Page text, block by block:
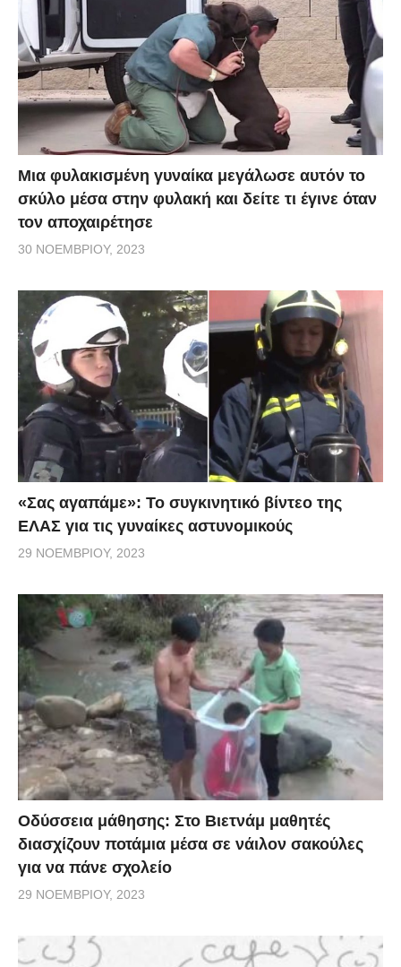
Μια φυλακισμένη γυναίκα μεγάλωσε αυτόν το
σκύλο μέσα στην φυλακή και δείτε τι έγινε όταν
τον αποχαιρέτησε
30 ΝΟΕΜΒΡΊΟΥ, 2023
«Σας αγαπάμε»: Το συγκινητικό βίντεο της
ΕΛΑΣ για τις γυναίκες αστυνομικούς
29 ΝΟΕΜΒΡΊΟΥ, 2023
Οδύσσεια μάθησης: Στο Βιετνάμ μαθητές
διασχίζουν ποτάμια μέσα σε νάιλον σακούλες
για να πάνε σχολείο
29 ΝΟΕΜΒΡΊΟΥ, 2023